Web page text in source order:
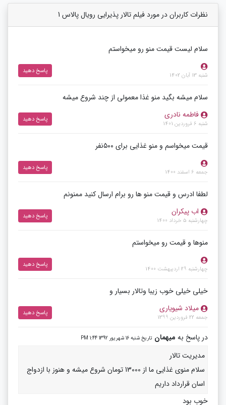
نظرات کاربران در مورد فیلم تالار پذیرایی رویال پالاس 1
سلام لیست قیمت منو رو میخواستم
شنبه 13 آبان 1402
پاسخ دهید
سلام میشه بگید منو غذا معمولی از چند شروع میشه
فاطمه نادری
شنبه 6 فروردین 1401
پاسخ دهید
قیمت میخواسم و منو غذایی برای ۵۰۰نفر
جمعه 6 اسفند 1400
پاسخ دهید
لطفا ادرس و قیمت منو ها رو برام ارسال کنید ممنونم
اب پیکران
چهارشنبه 5 خرداد 1400
پاسخ دهید
منوها و قیمت رو میخواستم
چهارشنبه 29 اردیبهشت 1400
پاسخ دهید
خیلی خیلی خوب زیبا وتالار بسیار و
میلاد شیویاری
جمعه 22 فروردین 1399
پاسخ دهید
در پاسخ به میهمان تاریخ شنبه 16 شهریور 1392 1:44 PM
مدیریت تالار
سلام منوی غذایی ما از 13000 تومان شروع میشه و هنوز با ازدواج
اسان قرارداد داریم
خوب بود